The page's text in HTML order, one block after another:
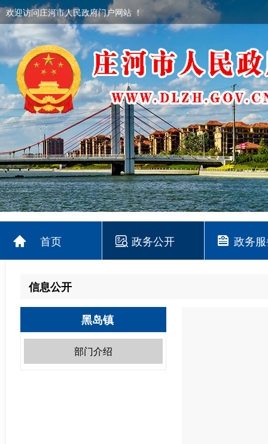
欢迎访问庄河市人民政府门户网站 ！
首页 政务公开 政务
信息公开
黑岛镇
部门介绍